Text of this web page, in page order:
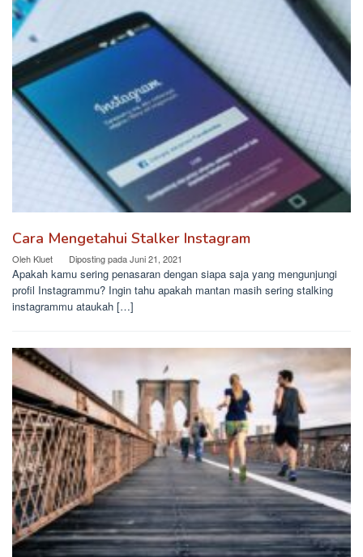
Cara Mengetahui Stalker Instagram
Oleh Kluet Diposting padaJuni 21, 2021
Apakah kamu sering penasaran dengan siapa saja yang mengunjungi
profil Instagrammu? Ingin tahu apakah mantan masih sering stalking
instagrammu ataukah […]